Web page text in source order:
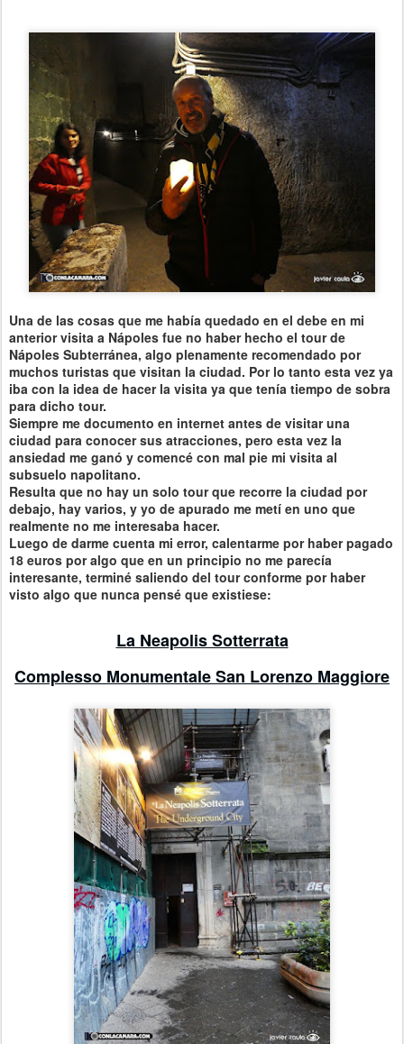
Una de las cosas que me había quedado en el debe en mi
anterior visita a Nápoles fue no haber hecho el tour de
Nápoles Subterránea, algo plenamente recomendado por
muchos turistas que visitan la ciudad. Por lo tanto esta vez ya
iba con la idea de hacer la visita ya que tenía tiempo de sobra
para dicho tour.
Siempre me documento en internet antes de visitar una
ciudad para conocer sus atracciones, pero esta vez la
ansiedad me ganó y comencé con mal pie mi visita al
subsuelo napolitano.
Resulta que no hay un solo tour que recorre la ciudad por
debajo, hay varios, y yo de apurado me metí en uno que
realmente no me interesaba hacer.
Luego de darme cuenta mi error, calentarme por haber pagado
18 euros por algo que en un principio no me parecía
interesante, terminé saliendo del tour conforme por haber
visto algo que nunca pensé que existiese:
La Neapolis Sotterrata
Complesso Monumentale San Lorenzo Maggiore